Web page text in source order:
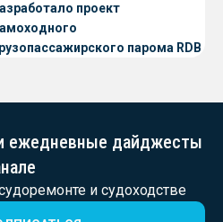
проект
парома RDB
ежедневные дайджесты
и судоходстве